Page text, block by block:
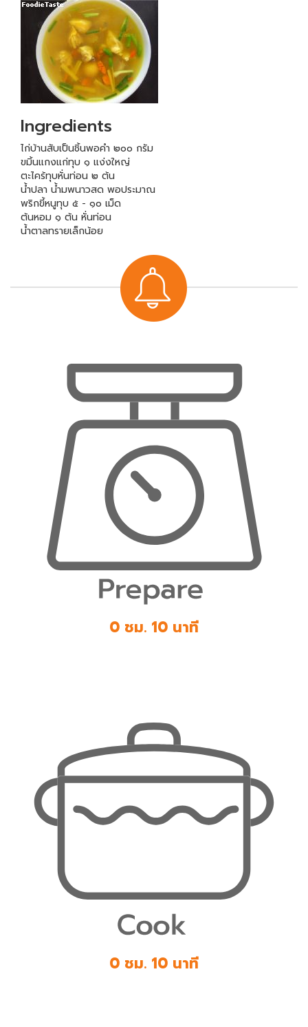
Ingredients
ไก่บ้านสับเป็นชิ้นพอคำ ๒๐๐ กรัม
ขมิ้นแกงแก่ทุบ ๑ แง่งใหญ่
ตะไคร้ทุบหั่นท่อน ๒ ต้น
น้ำปลา น้ำมพนาวสด พอประมาณ
พริกขี้หนูทุบ ๕ - ๑๐ เม็ด
ต้นหอม ๑ ต้น หั่นท่อน
น้ำตาลทรายเล็กน้อย
0 ชม. 10 นาที
0 ชม. 10 นาที